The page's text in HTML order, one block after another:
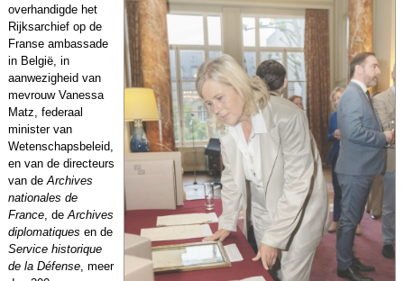
overhandigde het
Rijksarchief op de
Franse ambassade
in België, in
aanwezigheid van
mevrouw Vanessa
Matz, federaal
minister van
Wetenschapsbeleid,
en van de directeurs
van deArchives
nationales de
France, deArchives
diplomatiques en de
Service historique
de la Défense, meer